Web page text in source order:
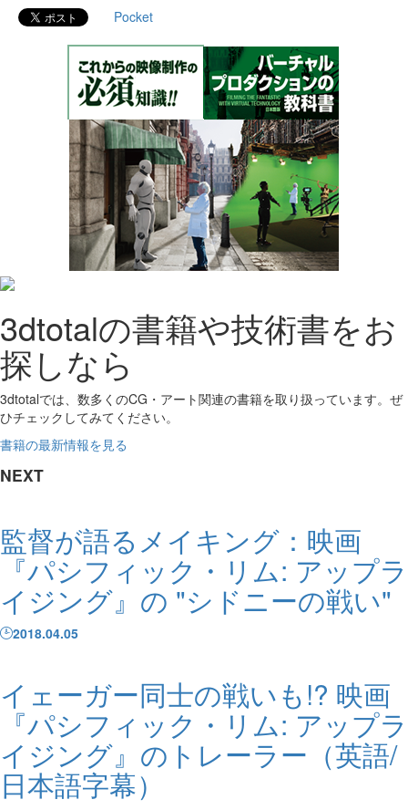
Pocket
3dtotalの書籍や技術書をお
探しなら
3dtotalでは、数多くのCG・アート関連の書籍を取り扱っています。ぜ
ひチェックしてみてください。
書籍の最新情報を見る
NEXT
監督が語るメイキング：映画
『パシフィック・リム: アップラ
イジング』の "シドニーの戦い"
2018.04.05
イェーガー同士の戦いも!? 映画
『パシフィック・リム: アップラ
イジング』のトレーラー（英語/
日本語字幕）